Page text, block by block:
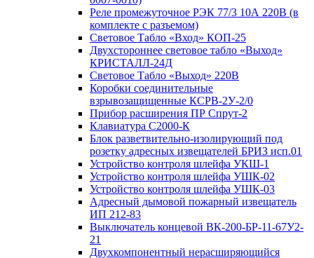
Реле промежуточное РЭК 77/3 10А 220В (в
комплекте с разъемом)
Световое Табло «Вход» КОП-25
Двухстороннее световое табло «Выход»
КРИСТАЛЛ-24Д
Световое Табло «Выход» 220В
Коробки соединительные
взрывозащищенные КСРВ-2У-2/0
Прибор расширения ПР Спрут-2
Клавиатура С2000-К
Блок разветвительно-изолирующий под
розетку адресных извещателей БРИЗ исп.01
Устройство контроля шлейфа УКШ-1
Устройство контроля шлейфа УШК-02
Устройство контроля шлейфа УШК-03
Адресный дымовой пожарный извещатель
ИП 212-83
Выключатель концевой ВК-200-БР-11-67У2-
21
Двухкомпонентный нерасширяющийся